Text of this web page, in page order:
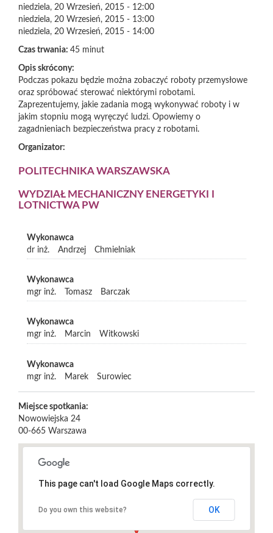
niedziela, 20 Wrzesień, 2015 - 12:00
niedziela, 20 Wrzesień, 2015 - 13:00
niedziela, 20 Wrzesień, 2015 - 14:00
Czas trwania: 45 minut
Opis skrócony:
Podczas pokazu będzie można zobaczyć roboty przemysłowe
oraz spróbować sterować niektórymi robotami.
Zaprezentujemy, jakie zadania mogą wykonywać roboty i w
jakim stopniu mogą wyręczyć ludzi. Opowiemy o
zagadnieniach bezpieczeństwa pracy z robotami.
Organizator:
POLITECHNIKA WARSZAWSKA
WYDZIAŁ MECHANICZNY ENERGETYKI I
LOTNICTWA PW
Wykonawca
dr inż.
Andrzej Chmielniak
Wykonawca
mgr inż.
Tomasz Barczak
Wykonawca
mgr inż.
Marcin Witkowski
Wykonawca
mgr inż.
Marek Surowiec
Miejsce spotkania:
Nowowiejska 24
00-665 Warszawa
This page can't load Google Maps correctly.
Do you own this website? OK